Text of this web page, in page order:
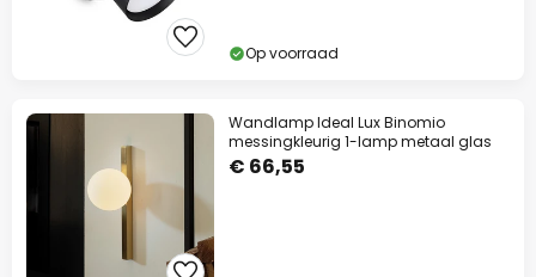
Op voorraad
Wandlamp Ideal Lux Binomio
messingkleurig 1-lamp metaal glas
€ 66,55